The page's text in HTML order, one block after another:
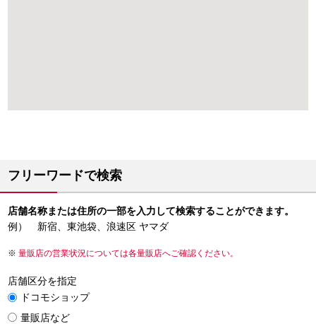
フリーワードで検索
店舗名称または住所の一部を入力して検索することができます。
例） 新宿、東池袋、浪速区 ヤマダ
量販店の営業状況については各量販店へご確認ください。
店舗区分を指定
ドコモショップ
量販店など